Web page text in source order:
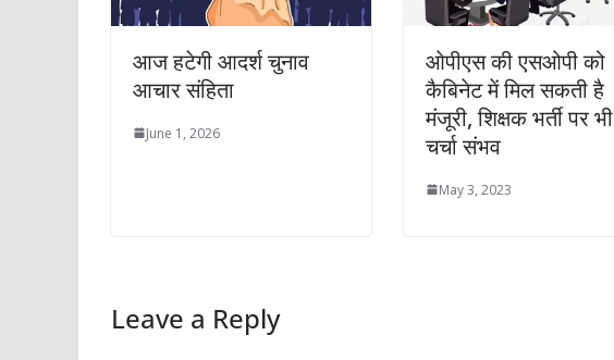
आज हटेगी आदर्श चुनाव
आचार संहिता
June 1, 2026
ओपीएस की एसओपी को
कैबिनेट में मिल सकती है
मंजूरी, शिक्षक भर्ती पर भी
चर्चा संभव
May 3, 2023
Leave a Reply